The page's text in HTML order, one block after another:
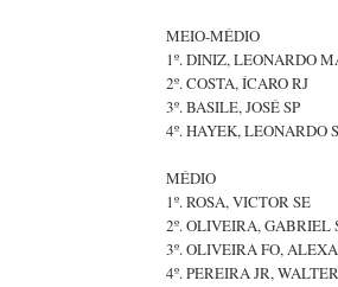
MEIO-MÉDIO
1º. DINIZ, LEONARDO
2º. COSTA, ÍCARO RJ
3º. BASILE, JOSÉ SP
4º. HAYEK, LEONARDO
MÉDIO
1º. ROSA, VICTOR SE
2º. OLIVEIRA, GABRIEL
3º. OLIVEIRA FO,
4º. PEREIRA JR,